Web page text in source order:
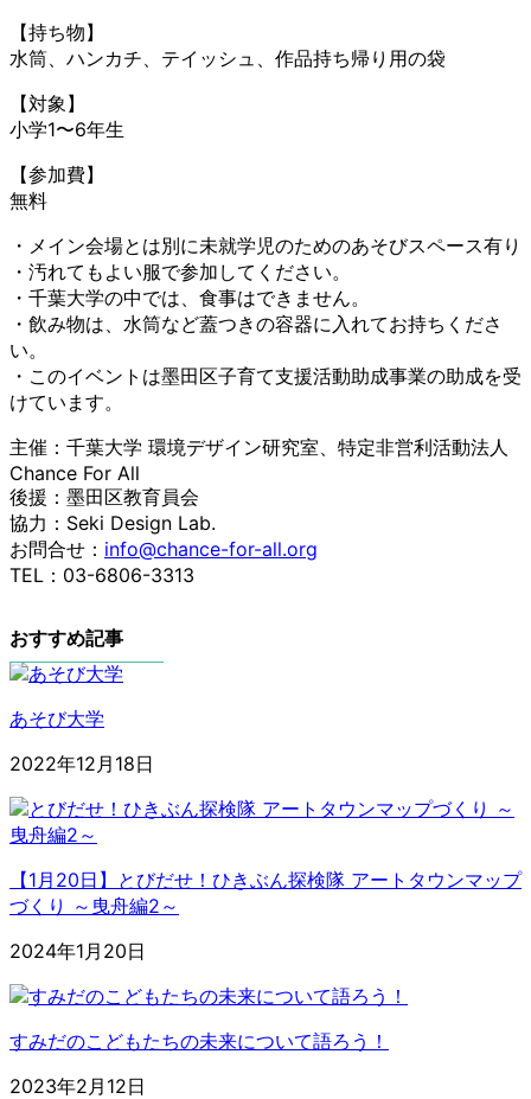
【持ち物】
水筒、ハンカチ、テイッシュ、作品持ち帰り用の袋
【対象】
小学1〜6年生
【参加費】
無料
・メイン会場とは別に未就学児のためのあそびスペース有り
・汚れてもよい服で参加してください。
・千葉大学の中では、食事はできません。
・飲み物は、水筒など蓋つきの容器に入れてお持ちくださ
い。
・このイベントは墨田区子育て支援活動助成事業の助成を受
けています。
主催：千葉大学 環境デザイン研究室、特定非営利活動法人
Chance For All
後援：墨田区教育員会
協力：Seki Design Lab.
お問合せ： info@chance-for-all.org
TEL：03-6806-3313
おすすめ記事
あそび大学
2022年12月18日
【1月20日】とびだせ！ひきぶん探検隊 アートタウンマップ
づくり ～曳舟編2～
2024年1月20日
すみだのこどもたちの未来について語ろう！
2023年2月12日